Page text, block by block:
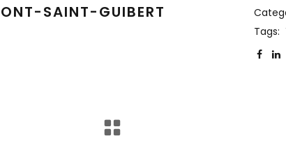
SAINT-GUIBERT
Tags: